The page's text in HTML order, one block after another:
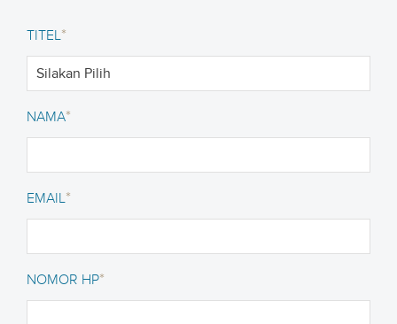
TITEL*
NAMA*
EMAIL*
NOMOR HP*